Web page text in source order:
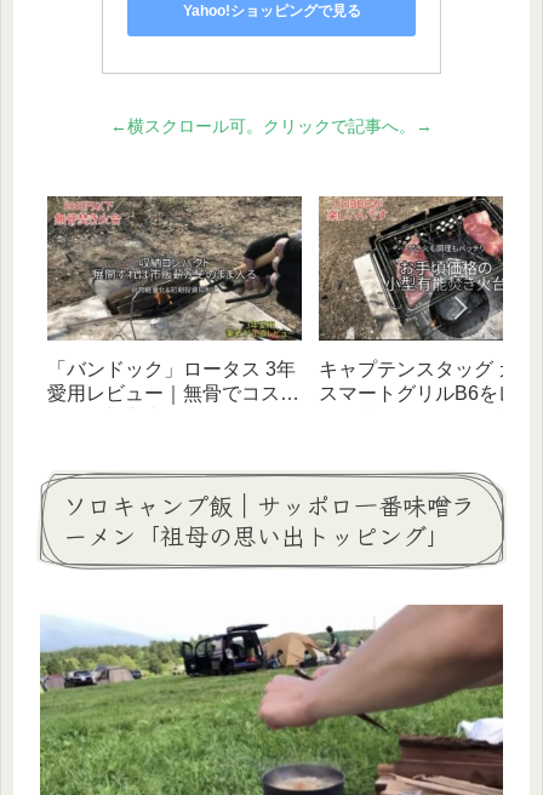
Yahoo!ショッピングで見る
←横スクロール可。クリックで記事へ。→
「バンドック」ロータス 3年
愛用レビュー｜無骨でコスパ
キャプテンスタッグ カマ
スマートグリルB6をレビ
ソロキャンプ飯｜サッポロ一番味噌ラ
ーメン「祖母の思い出トッピング」